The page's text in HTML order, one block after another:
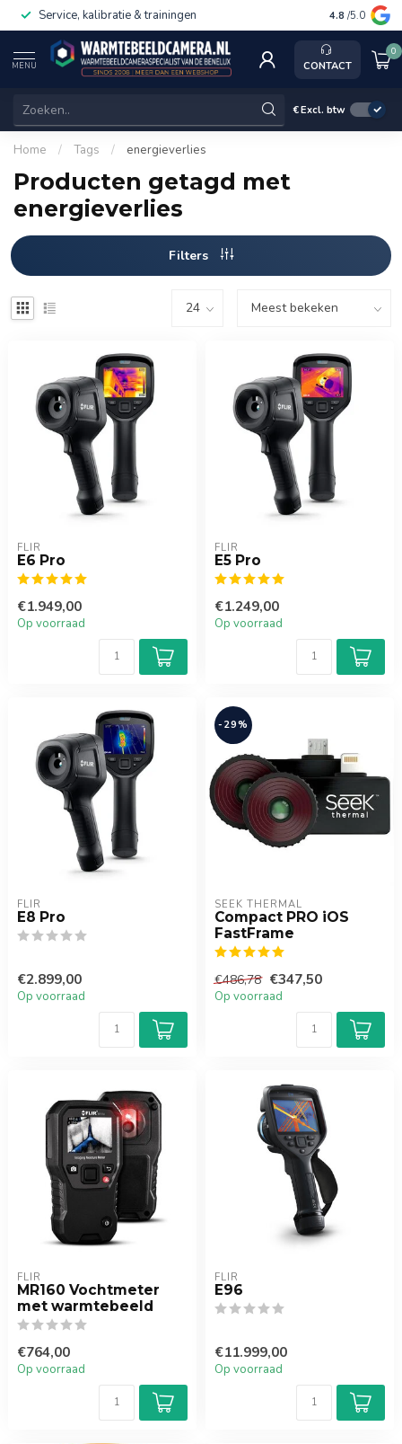
Service, kalibratie & trainingen 4.8 /5.0
MENU CONTACT
0
€Excl. btw
Home / Tags / energieverlies
Producten getagd met
energieverlies
Filters
FLIR
E6 Pro
€1.949,00
Op voorraad
FLIR
E5 Pro
€1.249,00
Op voorraad
FLIR
E8 Pro
€2.899,00
Op voorraad
-29%
SEEK THERMAL
Compact PRO iOS
FastFrame
€486,78 €347,50
Op voorraad
FLIR
MR160 Vochtmeter
met warmtebeeld
€764,00
Op voorraad
FLIR
E96
€11.999,00
Op voorraad